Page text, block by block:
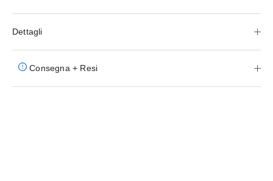
Dettagli
Consegna + Resi